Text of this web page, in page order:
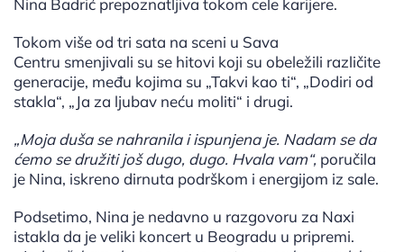
Nina Badrić prepoznatljiva tokom cele karijere.
Tokom više od tri sata na sceni u Sava
Centru smenjivali su se hitovi koji su obeležili različite
generacije, među kojima su „Takvi kao ti“, „Dodiri od
stakla“, „Ja za ljubav neću moliti“ i drugi.
„Moja duša se nahranila i ispunjena je. Nadam se da
ćemo se družiti još dugo, dugo. Hvala vam“, poručila
je Nina, iskreno dirnuta podrškom i energijom iz sale.
Podsetimo, Nina je nedavno u razgovoru za Naxi
istakla da je veliki koncert u Beogradu u pripremi.